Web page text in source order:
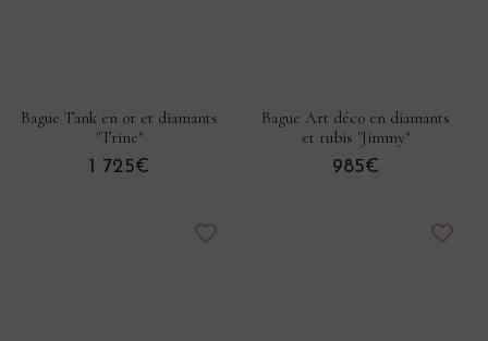
Bague Tank en or et diamants
"Trine"
1 725€
Bague Art déco en diamants
et rubis "Jimmy"
985€